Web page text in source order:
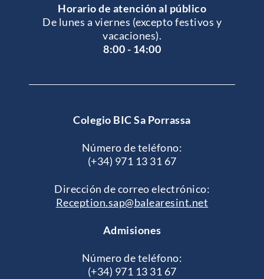
Horario de atención al público
De lunes a viernes (excepto festivos y
vacaciones).
8:00 - 14:00
Colegio BIC Sa Porrassa
Número de teléfono:
(+34) 971 13 31 67
Dirección de correo electrónico:
Reception.sap@balearesint.net
Admisiones
Número de teléfono:
(+34) 971 13 31 67